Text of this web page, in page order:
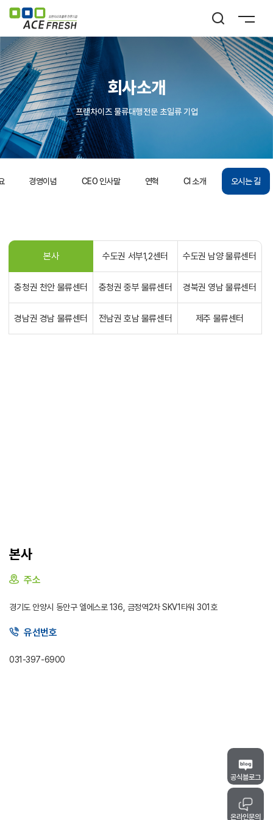
회사소개
프랜차이즈 물류대행전문 초일류 기 업
경영이념 CEO 인사말 연혁 CI 소개 오시는 길
본사 수도권 서부1,2센터 수도권 남양 물류센터
충청권 천안 물류센터 충청권 중부 물류센터 경북권 영남 물류센터
경남권 경남 물류센터 전남권 호남 물류센터 제주 물류센터
본사
주소
경기도 안양시 동안구 엘에스로 136, 금정역2차 SKV1타워 301호
유선번호
031-397-6900
공식블로그
온라인문의